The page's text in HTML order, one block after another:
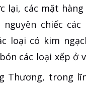
lại, các mặt
chiếc
loại có kim
các loại xếp
Thương, trong